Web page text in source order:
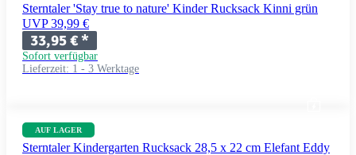
Sterntaler 'Stay true to nature' Kinder Rucksack Kinni grün
UVP 39,99 €
33,95 €*
Sofort verfügbar
Lieferzeit: 1 - 3 Werktage
AUF LAGER
Sterntaler Kindergarten Rucksack 28,5 x 22 cm Elefant Eddy